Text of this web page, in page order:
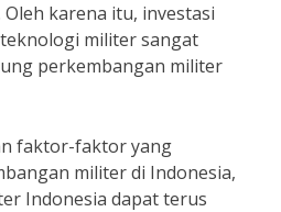
karena itu, investasi
militer sangat
perkembangan militer
faktor-faktor yang
militer di Indonesia,
Indonesia dapat terus